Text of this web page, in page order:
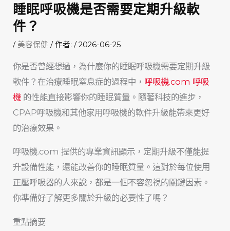
睡眠呼吸機是否需要定期升級軟
件？
/ 美容保健 / 作者:/2026-06-25
你是否曾經想過，為什麼你的睡眠呼吸機需要定期升級
軟件？在治療睡眠窒息症的過程中， 呼吸機.com 呼吸
機 的性能直接影響你的睡眠質量。隨著科技的進步，
CPAP呼吸機和其他家用呼吸機的軟件升級能帶來更好
的治療效果。
呼吸機.com 提供的專業資訊顯示，定期升級不僅能提
升設備性能，還能改善你的睡眠質量。這對於每位使用
正壓呼吸器的人來說，都是一個不容忽視的關鍵因素。
你準備好了解更多關於升級的必要性了嗎？
重點摘要